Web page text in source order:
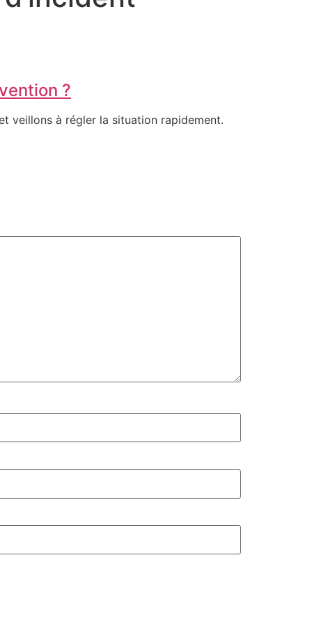
?
veillons à régler la situation rapidement.